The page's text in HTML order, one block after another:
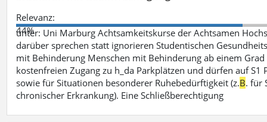
Relevanz:
44%
unter: Uni Marburg Achtsamkeitskurse der Achtsamen
darüber sprechen statt ignorieren Studentischen
mit Behinderung Menschen mit Behinderung ab einem
kostenfreien Zugang zu h_da Parkplätzen und dürfen auf
sowie für Situationen besonderer Ruhebedürftigkeit (z.B. für
chronischer Erkrankung). Eine Schließberechtigung